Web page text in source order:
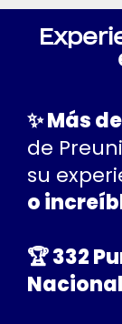
✨ Más
de
su
o
🏆 332